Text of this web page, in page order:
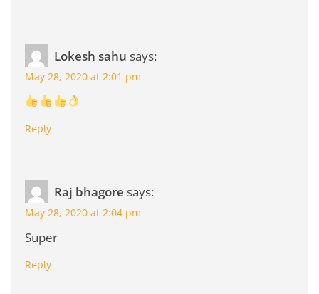
Lokesh sahu says:
May 28, 2020 at 2:01 pm
Reply
Raj bhagore says:
May 28, 2020 at 2:04 pm
Super
Reply